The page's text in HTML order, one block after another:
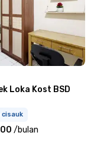
Loka Kost BSD
cisauk
/bulan